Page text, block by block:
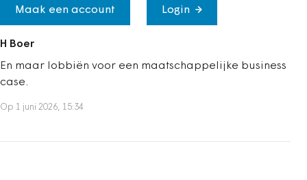
Maak een account Login
H Boer
En maar lobbiën voor een maatschappelijke business
case.
Op 1 juni 2026, 15:34